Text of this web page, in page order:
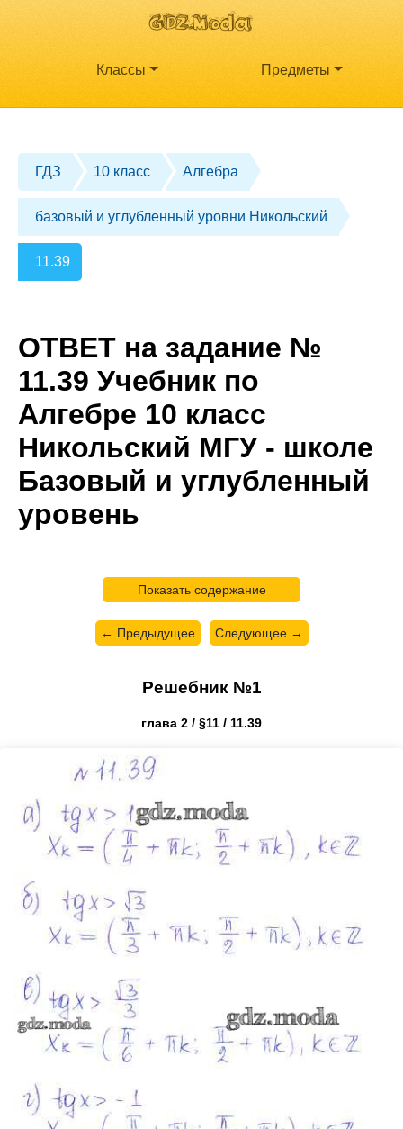
Классы Предметы
ГДЗ 10 класс Алгебра
базовый и углубленный уровни Никольский
11.39
ОТВЕТ на задание №
11.39 Учебник по
Алгебре 10 класс
Никольский МГУ - школе
Базовый и углубленный
уровень
Показать содержание
← Предыдущее Следующее →
Решебник №1
глава 2 / §11 / 11.39